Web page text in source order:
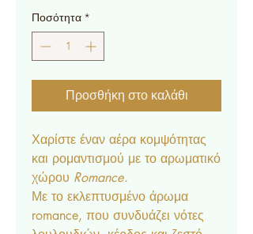
Ποσότητα *
Προσθήκη στο καλάθι
Χαρίστε έναν αέρα κομψότητας
και ρομαντισμού με το αρωματικό
χώρου Romance.
Με το εκλεπτυσμένο άρωμα
romance, που συνδυάζει νότες